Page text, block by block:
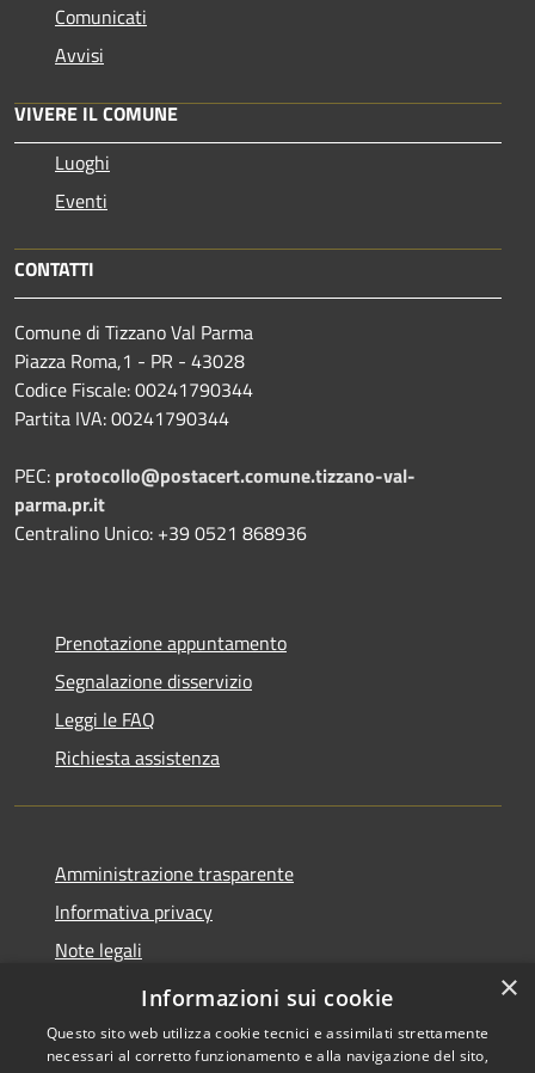
Comunicati
Avvisi
VIVERE IL COMUNE
Luoghi
Eventi
CONTATTI
Comune di Tizzano Val Parma
Piazza Roma,1 - PR - 43028
Codice Fiscale: 00241790344
Partita IVA: 00241790344
PEC: protocollo@postacert.comune.tizzano-val-
parma.pr.it
Centralino Unico: +39 0521 868936
Prenotazione appuntamento
Segnalazione disservizio
Leggi le FAQ
Richiesta assistenza
Amministrazione trasparente
Informativa privacy
Note legali
Dichiarazione di accessibilità
×
Informazioni sui cookie
Questo sito web utilizza cookie tecnici e assimilati strettamente
necessari al corretto funzionamento e alla navigazione del sito,